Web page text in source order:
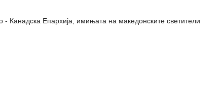
Епархија, имињата на македонските светители